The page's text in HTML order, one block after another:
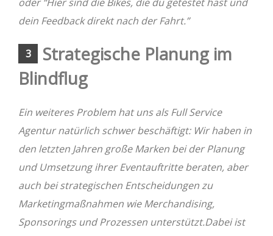
dein Feedback direkt nach der Fahrt.”
3
Strategische Planung im
Blindflug
Ein weiteres Problem hat uns als Full Service
Agentur natürlich schwer beschäftigt: Wir haben in
den letzten Jahren große Marken bei der Planung
und Umsetzung ihrer Eventauftritte beraten, aber
auch bei strategischen Entscheidungen zu
Marketingmaßnahmen wie Merchandising,
Sponsorings und Prozessen unterstützt.Dabei ist